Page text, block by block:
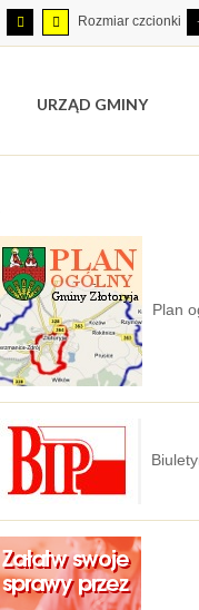
Rozmiar czcionki
URZĄD GMINY
Plan